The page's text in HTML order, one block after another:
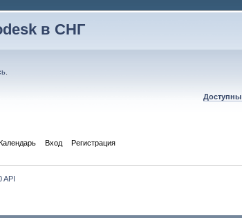
в СНГ
Доступны
Вход Регистрация
API